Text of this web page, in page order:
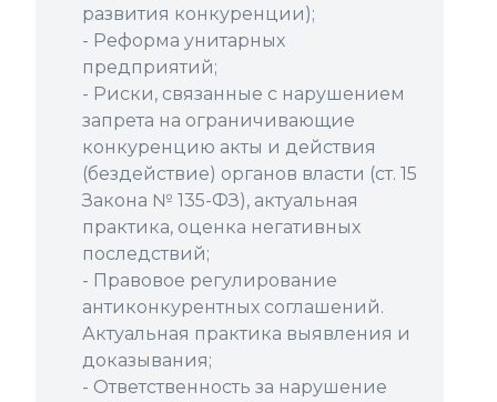
развития конкуренции);
- Реформа унитарных
предприятий;
- Риски, связанные с нарушением
запрета на ограничивающие
конкуренцию акты и действия
(бездействие) органов власти (ст. 15
Закона № 135-ФЗ), актуальная
практика, оценка негативных
последствий;
- Правовое регулирование
антиконкурентных соглашений.
Актуальная практика выявления и
доказывания;
- Ответственность за нарушение